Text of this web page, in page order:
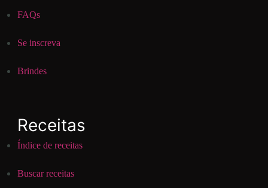
FAQs
Se inscreva
Brindes
Receitas
Índice de receitas
Buscar receitas